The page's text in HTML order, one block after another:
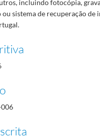
incluindo fotocópia,
ou sistema de recuperação